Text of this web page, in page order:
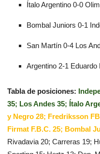
Ítalo Argentino 0-0
Bombal Juniors 0-1
San Martín 0-4 Los
Argentino 2-1 Eduardo
Tabla de posiciones:
35; Los Andes 35; Ítalo
y Negro 28; Fredriksson
Firmat F.B.C. 25; Bombal
Rivadavia 20; Carreras 19;